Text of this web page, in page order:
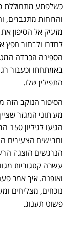
כשלפתע מתחוללת
והרוחות מתגברים,
מזעיק אל הסיפון
לחדרו ולבחור חפץ
הספינה הכבדה
באמתחתו וכעבור
התפילין שלו.
הסיפור הנוקב הזה
מעיתוני המגזר
וחמישים הצעירים
הנרגשים הוצגה
עשרה קטגוריות
ואופנה. איך אמר
נוכחים, מצליחים
פשוט תענוג.